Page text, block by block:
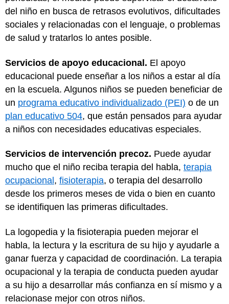
del niño en busca de retrasos evolutivos, dificultades
sociales y relacionadas con el lenguaje, o problemas
de salud y tratarlos lo antes posible.
Servicios de apoyo educacional. El apoyo
educacional puede enseñar a los niños a estar al día
en la escuela. Algunos niños se pueden beneficiar de
un programa educativo individualizado (PEI) o de un
plan educativo 504, que están pensados para ayudar
a niños con necesidades educativas especiales.
Servicios de intervención precoz. Puede ayudar
mucho que el niño reciba terapia del habla, terapia
ocupacional , fisioterapia, o terapia del desarrollo
desde los primeros meses de vida o bien en cuanto
se identifiquen las primeras dificultades.
La logopedia y la fisioterapia pueden mejorar el
habla, la lectura y la escritura de su hijo y ayudarle a
ganar fuerza y capacidad de coordinación. La terapia
ocupacional y la terapia de conducta pueden ayudar
a su hijo a desarrollar más confianza en sí mismo y a
relacionase mejor con otros niños.